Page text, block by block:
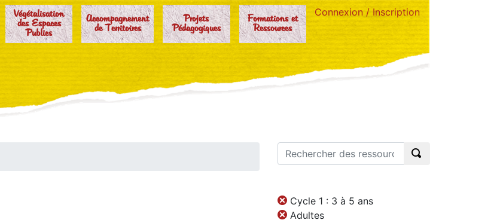
Végétalisation
des Espaces
Publics
Accompagnement
de Territoires
Projets
Pédagogiques
Formations et
Ressources
Connexion / Inscription
Cycle 1 : 3 à 5 ans
Adultes